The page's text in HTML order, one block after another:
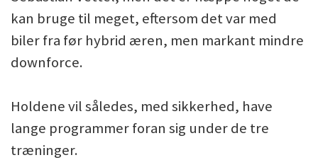
kan bruge til meget, eftersom det var med
biler fra før hybrid æren, men markant mindre
downforce.
Holdene vil således, med sikkerhed, have
lange programmer foran sig under de tre
træninger.